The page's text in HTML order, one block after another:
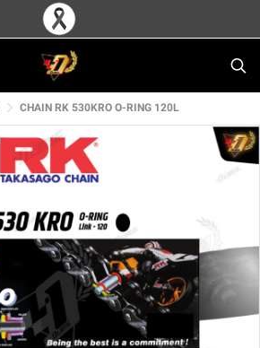
CHAIN RK 530KRO O-RING 120L